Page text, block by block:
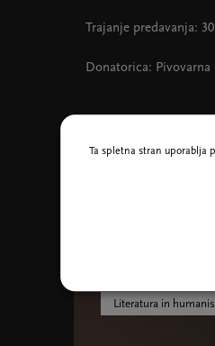
Trajanje predavanja:
Donatorica:
Literatura in
Ta spletna stran uporablja